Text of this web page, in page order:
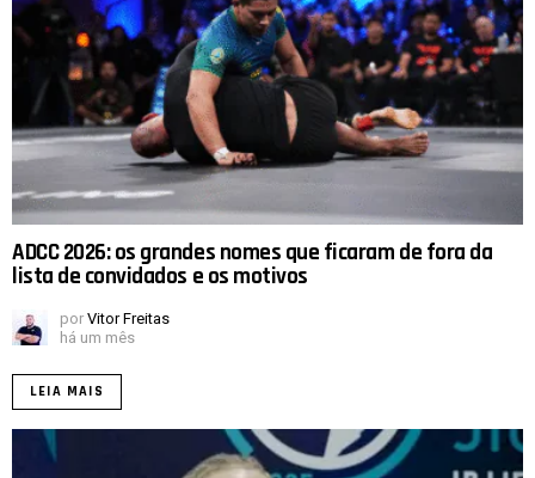
ADCC 2026: os grandes nomes que ficaram de fora da
lista de convidados e os motivos
por Vitor Freitas
há um mês
LEIA MAIS